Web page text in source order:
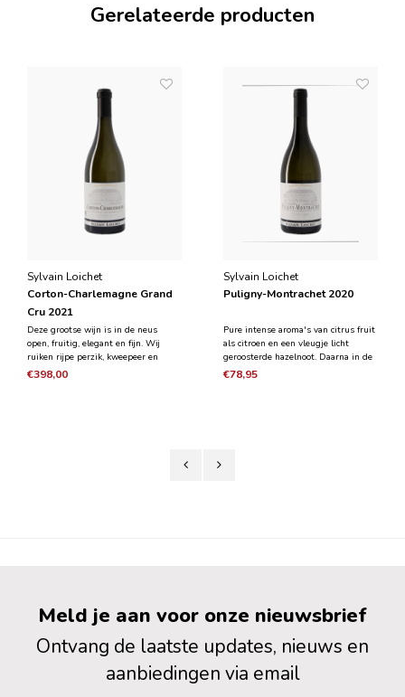
Gerelateerde producten
Sylvain Loichet
Corton-Charlemagne Grand
Cru 2021
Deze grootse wijn is in de neus
open, fruitig, elegant en fijn. Wij
ruiken rijpe perzik, kweepeer en
lichte citrus die samen gaan met
€398,00
Sylvain Loichet
Puligny-Montrachet 2020
Pure intense aroma's van citrus fruit
als citroen en een vleugje licht
geroosterde hazelnoot. Daarna in de
mond droge bloemige en minerale
€78,95
Meld je aan voor onze nieuwsbrief
Ontvang de laatste updates, nieuws en
aanbiedingen via email